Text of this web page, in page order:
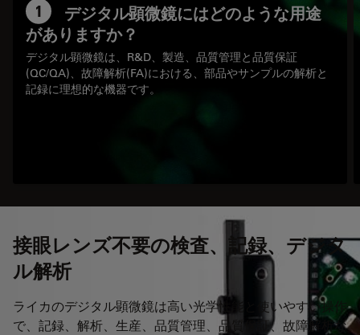
1
デジタル顕微鏡にはどのような用途
がありますか？
デジタル顕微鏡は、R&D、製造、品質管理と品質保証
(QC/QA)、故障解析(FA)における、部品やサンプルの解析と
記録に理想的な機器です。
接眼レンズ不要の検査、記録、デジタ
ル解析
ライカのデジタル顕微鏡は高い光学性能と使いやすい操作
で、記録、解析、生産、品質管理、品質保証、故障解析な